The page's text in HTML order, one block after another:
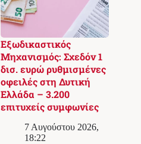
Εξωδικαστικός
Μηχανισμός: Σχεδόν 1
δισ. ευρώ ρυθμισμένες
οφειλές στη Δυτική
Ελλάδα – 3.200
επιτυχείς συμφωνίες
7 Αυγούστου 2026,
18:22